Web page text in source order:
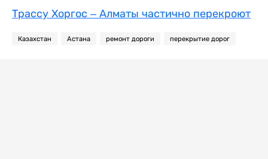
Трассу Хоргос – Алматы частично перекроют
Казахстан Астана ремонт дороги перекрытие дорог